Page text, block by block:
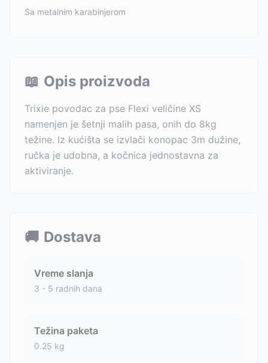
Sa metalnim karabinjerom
📖 Opis proizvoda
Trixie povodac za pse Flexi veličine XS
namenjen je šetnji malih pasa, onih do 8kg
težine. Iz kućišta se izvlači konopac 3m dužine,
ručka je udobna, a kočnica jednostavna za
aktiviranje.
🚚 Dostava
Vreme slanja
3 - 5 radnih dana
Težina paketa
0.25 kg